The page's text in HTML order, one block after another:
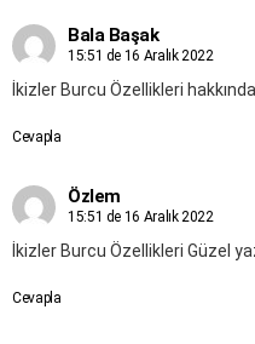
Bala Başak
15:51 de 16 Aralık 2022
İkizler Burcu Özellikleri
Cevapla
Özlem
15:51 de 16 Aralık 2022
İkizler Burcu Özellikleri Güzel
Cevapla